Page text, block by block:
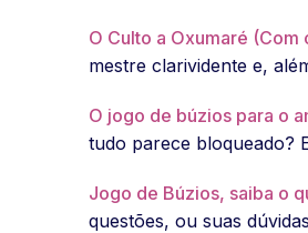
O Culto a Oxumaré (Com
mestre clarividente e,
O jogo de búzios para o
tudo parece bloqueado?
Jogo de Búzios, saiba o
questões, ou suas